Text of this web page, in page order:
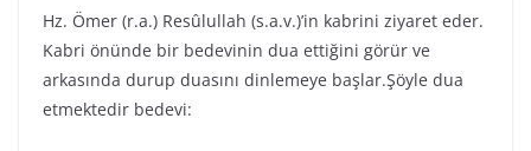
Hz. Ömer (r.a.) Resûlullah (s.a.v.)’in kabrini ziyaret eder.
Kabri önünde bir bedevinin dua ettiğini görür ve
arkasında durup duasını dinlemeye başlar.Şöyle dua
etmektedir bedevi: